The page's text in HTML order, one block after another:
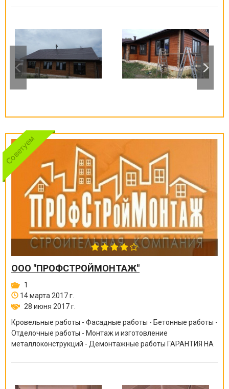
другое.
ООО "ПРОФСТРОЙМОНТАЖ"
1
14 марта 2017 г.
28 июня 2017 г.
Кровельные работы - Фасадные работы - Бетонные работы -
Отделочные работы - Монтаж и изготовление
металлоконструкций - Демонтажные работы ГАРАНТИЯ НА